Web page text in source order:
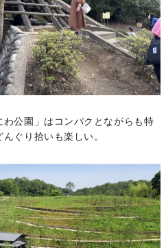
わ公園」はコンパクとながらも特
ぐり拾いも楽しい。